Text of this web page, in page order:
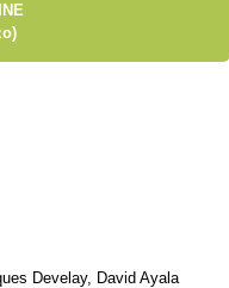
Develay, David Ayala